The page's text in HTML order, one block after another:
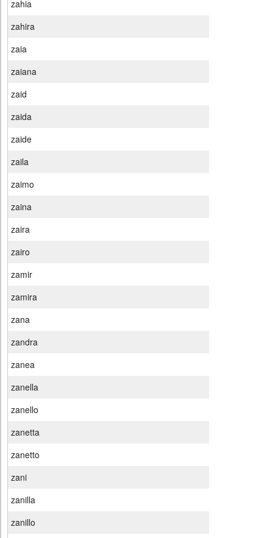
zahia
zahira
zaia
zaiana
zaid
zaida
zaide
zaila
zaimo
zaina
zaira
zairo
zamir
zamira
zana
zandra
zanea
zanella
zanello
zanetta
zanetto
zani
zanilla
zanillo